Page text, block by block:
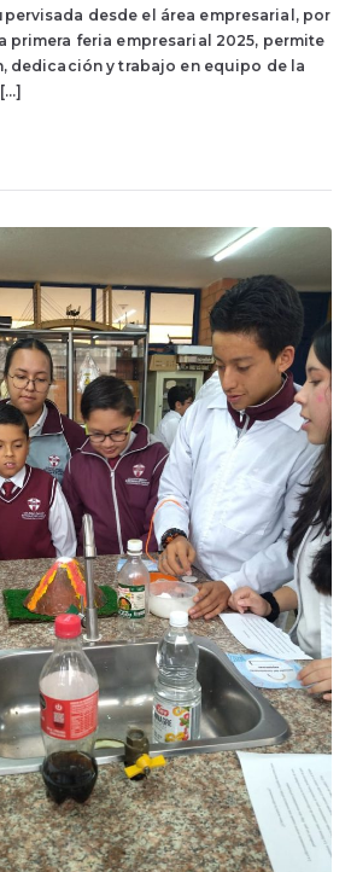
desde el área empresarial, por
primera feria empresarial 2025, permite
dedicación y trabajo en equipo de la